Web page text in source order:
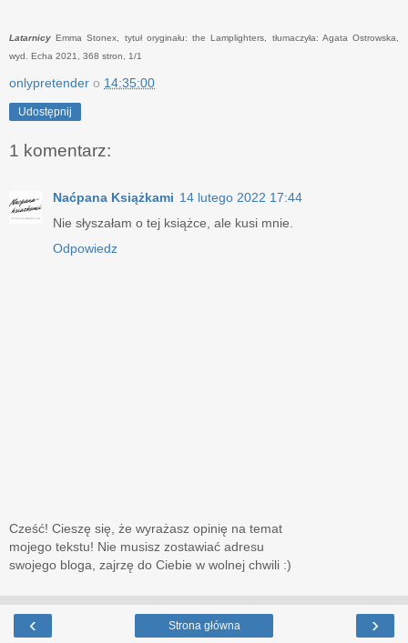
Latarnicy Emma Stonex, tytuł oryginału: the Lamplighters, tłumaczyła: Agata Ostrowska,
wyd. Echa 2021, 368 stron, 1/1
onlypretender o 14:35:00
Udostępnij
1 komentarz:
Naćpana Książkami 14 lutego 2022 17:44
Nie słyszałam o tej książce, ale kusi mnie.
Odpowiedz
Cześć! Cieszę się, że wyrażasz opinię na temat
mojego tekstu! Nie musisz zostawiać adresu
swojego bloga, zajrzę do Ciebie w wolnej chwili :)
‹ ›
Strona główna